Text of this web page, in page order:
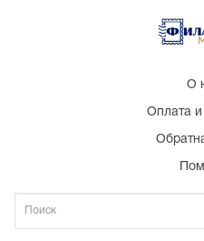
О
Оплата и